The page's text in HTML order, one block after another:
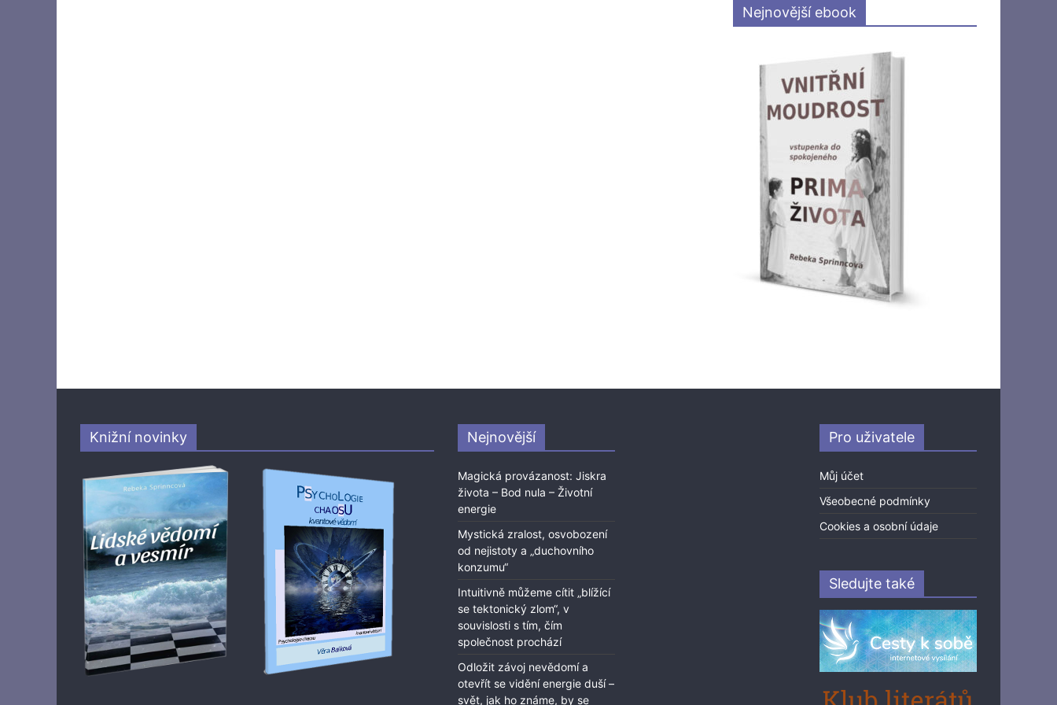
Nejnovější ebook
Knižní novinky Nejnovější
Magická provázanost: Jiskra
života – Bod nula – Životní
energie
Mystická zralost, osvobození
od nejistoty a „duchovního
konzumu“
Intuitivně můžeme cítit „blížící
se tektonický zlom“, v
souvislosti s tím, čím
společnost prochází
Odložit závoj nevědomí a
otevřít se vidění energie duší –
svět, jak ho známe, by se
Pro uživatele
Můj účet
Všeobecné podmínky
Cookies a osobní údaje
Sledujte také